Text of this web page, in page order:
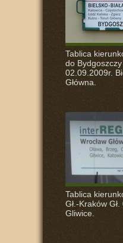
Tablica
do Bydgoszczy
02.09.2009r.
Główna.
Tablica
Gł.-Kraków
Gliwice.